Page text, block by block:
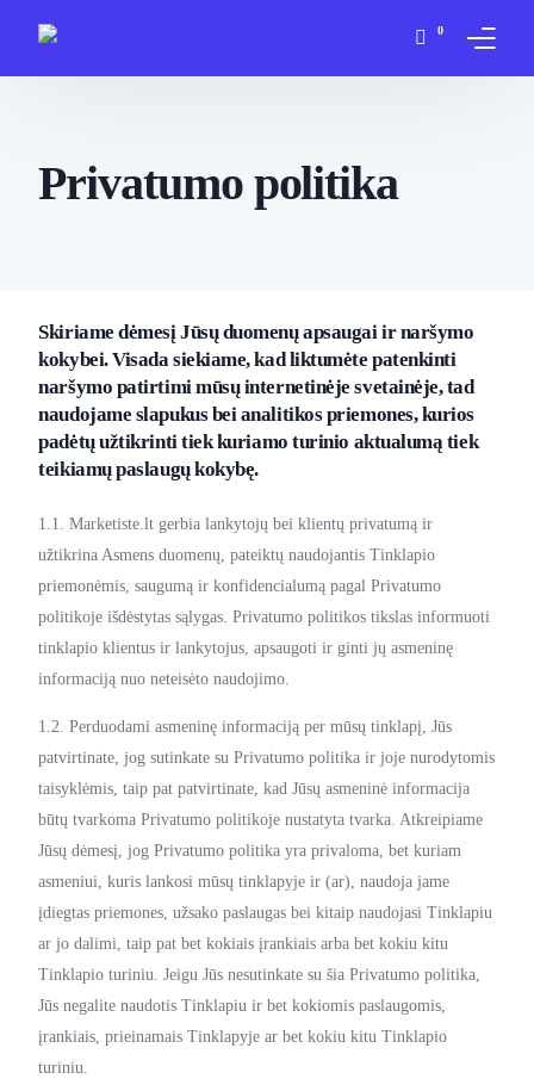
0
Privatumo politika
Skiriame dėmesį Jūsų duomenų apsaugai ir naršymo
kokybei. Visada siekiame, kad liktumėte patenkinti
naršymo patirtimi mūsų internetinėje svetainėje, tad
naudojame slapukus bei analitikos priemones, kurios
padėtų užtikrinti tiek kuriamo turinio aktualumą tiek
teikiamų paslaugų kokybę.
1.1. Marketiste.lt gerbia lankytojų bei klientų privatumą ir
užtikrina Asmens duomenų, pateiktų naudojantis Tinklapio
priemonėmis, saugumą ir konfidencialumą pagal Privatumo
politikoje išdėstytas sąlygas. Privatumo politikos tikslas informuoti
tinklapio klientus ir lankytojus, apsaugoti ir ginti jų asmeninę
informaciją nuo neteisėto naudojimo.
1.2. Perduodami asmeninę informaciją per mūsų tinklapį, Jūs
patvirtinate, jog sutinkate su Privatumo politika ir joje nurodytomis
taisyklėmis, taip pat patvirtinate, kad Jūsų asmeninė informacija
būtų tvarkoma Privatumo politikoje nustatyta tvarka. Atkreipiame
Jūsų dėmesį, jog Privatumo politika yra privaloma, bet kuriam
asmeniui, kuris lankosi mūsų tinklapyje ir (ar), naudoja jame
įdiegtas priemones, užsako paslaugas bei kitaip naudojasi Tinklapiu
ar jo dalimi, taip pat bet kokiais įrankiais arba bet kokiu kitu
Tinklapio turiniu. Jeigu Jūs nesutinkate su šia Privatumo politika,
Jūs negalite naudotis Tinklapiu ir bet kokiomis paslaugomis,
įrankiais, prieinamais Tinklapyje ar bet kokiu kitu Tinklapio
turiniu.
Paslaugos
D.U.K
Kontaktai
Mano paskyra